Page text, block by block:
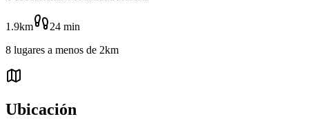
1.9km 24 min
8 lugares a menos de 2km
Ubicación